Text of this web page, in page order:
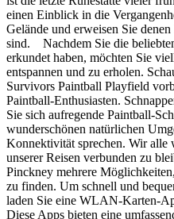
einen Einblick in die
Gelände und erweisen Sie
sind. Nachdem Sie die
erkundet haben, möchten Sie
entspannen und zu erholen.
Survivors Paintball Playfield
Paintball-Enthusiasten.
Sie sich aufregende Paintball-
wunderschönen natürlichen
Konnektivität sprechen. Wir alle
unserer Reisen verbunden zu
Pinckney mehrere
zu finden. Um schnell und
laden Sie eine WLAN-Karten-
Diese Apps bieten eine